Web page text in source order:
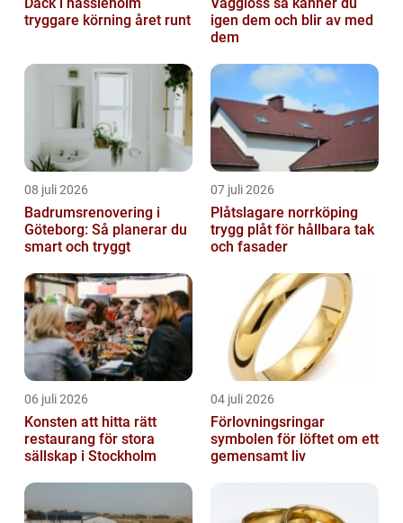
tryggare körning året runt
igen dem och blir av med
dem
08 juli 2026
Badrumsrenovering i
Göteborg: Så planerar du
smart och tryggt
07 juli 2026
Plåtslagare norrköping
trygg plåt för hållbara tak
och fasader
06 juli 2026
Konsten att hitta rätt
restaurang för stora
sällskap i Stockholm
04 juli 2026
Förlovningsringar
symbolen för löftet om ett
gemensamt liv